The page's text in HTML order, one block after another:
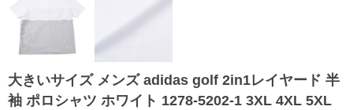
大きいサイズ メンズ adidas golf 2in1レイヤード 半
袖 ポロシャツ ホワイト 1278-5202-1 3XL 4XL 5XL